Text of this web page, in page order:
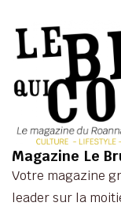
Magazine Le
Votre magazine
leader sur la